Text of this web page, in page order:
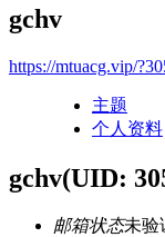
gchv
https://mtuacg.vip/
主题
个人资料
gchv(UID:
邮箱状态未验